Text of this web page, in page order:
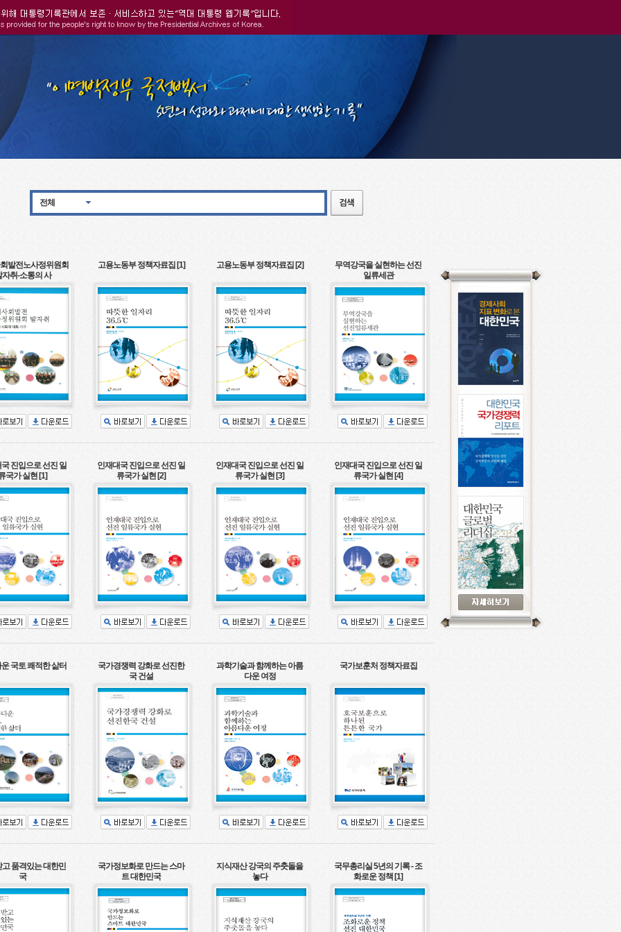
전체
발전노사정위원회
자취-소통의 사
고용노동부 정책자료집 [1] 고용노동부 정책자료집 [2]
무역강국을 실현하는 선진
일류세관
진입으로 선진 일
국가 실현 [1]
인재대국 진입으로 선진 일
류국가 실현 [2]
인재대국 진입으로 선진 일
류국가 실현 [3]
인재대국 진입으로 선진 일
류국가 실현 [4]
국토 쾌적한 삶터
국가경쟁력 강화로 선진한
국 건설
과학기술과 함께하는 아름
다운 여정
국가보훈처 정책자료집
품격있는 대한민
국
국가정보화로 만드는 스마
트 대한민국
지식재산 강국의 주춧돌을
놓다
국무총리실 5년의 기록 - 조
화로운 정책 [1]